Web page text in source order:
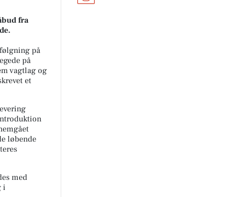
fra
på
på
vagtlag og
et
løbende
med
i